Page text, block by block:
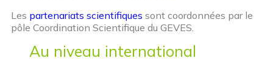
Les partenariats scientifiques sont coordonnées par le
pôle Coordination Scientifique du GEVES.
Au niveau international